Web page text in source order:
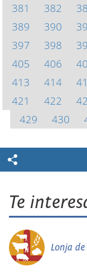
381
382
389
390
397
398
405
406
413
414
421
422
429
430
Te
Lonja